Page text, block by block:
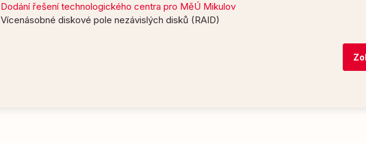
Dodání řešení technologického centra pro MěÚ Mikulov
Vícenásobné diskové pole nezávislých disků (RAID)